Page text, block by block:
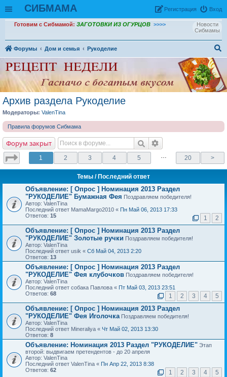
СИБМАМА Вход
Рeгиcтpaция
Новости
Сибмамы
Готовим с Сибмамой: ЗАГОТОВКИ ИЗ ОГУРЦОВ >>>>
Форумы Дом и семья
Рукоделие
ск
Архив раздела Рукоделие
Модераторы: ValenTina
Правила форумов Сибмама
Форум закрыт
1 2 3 4 5 … 20 >
Темы / Последний ответ
Объявление: [ Опрос ] Номинация 2013 Раздел
"РУКОДЕЛИЕ" Бумажная Фея Поздравляем победителя!
Автор: ValenTina
Последний ответ MamaMargo2010 « Пн Май 06, 2013 17:33
Ответов: 15 1 2
Объявление: [ Опрос ] Номинация 2013 Раздел
"РУКОДЕЛИЕ" Золотые ручки Поздравляем победителя!
Автор: ValenTina
Последний ответ usik « Сб Май 04, 2013 2:20
Ответов: 13
Объявление: [ Опрос ] Номинация 2013 Раздел
"РУКОДЕЛИЕ" Фея клубочков Поздравляем победителя!
Автор: ValenTina
Последний ответ собака Павлова « Пт Май 03, 2013 23:51
Ответов: 68 1 2 3 4 5
Объявление: [ Опрос ] Номинация 2013 Раздел
"РУКОДЕЛИЕ" Фея Иголочка Поздравляем победителя!
Автор: ValenTina
Последний ответ Mineraliya « Чт Май 02, 2013 13:30
Ответов: 8
Объявление: Номинация 2013 Раздел "РУКОДЕЛИЕ" Этап
второй: выдвигаем претендентов - до 20 апреля
Автор: ValenTina
Последний ответ ValenTina « Пн Апр 22, 2013 8:38
Ответов: 62 1 2 3 4 5